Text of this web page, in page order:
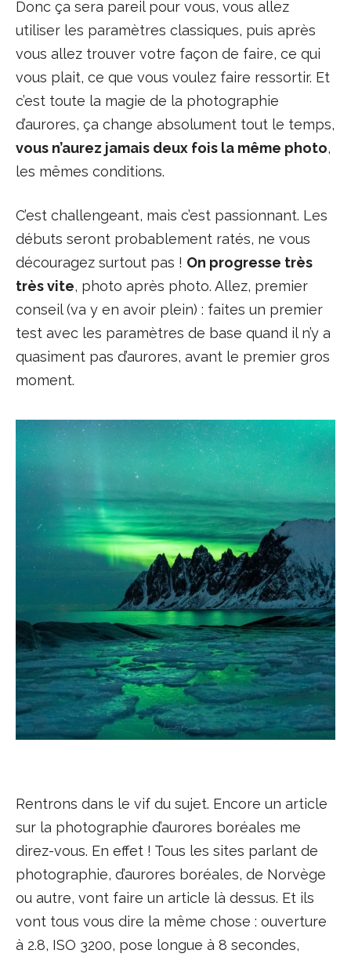
Donc ça sera pareil pour vous, vous allez
utiliser les paramètres classiques, puis après
vous allez trouver votre façon de faire, ce qui
vous plait, ce que vous voulez faire ressortir. Et
c’est toute la magie de la photographie
d’aurores, ça change absolument tout le temps,
vous n’aurez jamais deux fois la même photo,
les mêmes conditions.
C’est challengeant, mais c’est passionnant. Les
débuts seront probablement ratés, ne vous
découragez surtout pas ! On progresse très
très vite, photo après photo. Allez, premier
conseil (va y en avoir plein) : faites un premier
test avec les paramètres de base quand il n’y a
quasiment pas d’aurores, avant le premier gros
moment.
Rentrons dans le vif du sujet. Encore un article
sur la photographie d’aurores boréales me
direz-vous. En effet ! Tous les sites parlant de
photographie, d’aurores boréales, de Norvège
ou autre, vont faire un article là dessus. Et ils
vont tous vous dire la même chose : ouverture
à 2.8, ISO 3200, pose longue à 8 secondes,